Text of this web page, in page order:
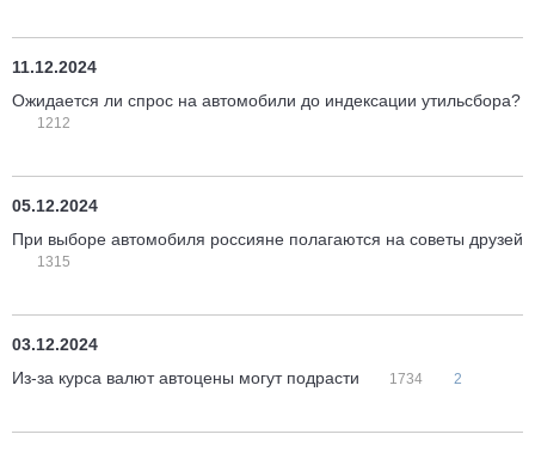
11.12.2024
Ожидается ли спрос на автомобили до индексации утильсбора?
1212
05.12.2024
При выборе автомобиля россияне полагаются на советы друзей
1315
03.12.2024
Из-за курса валют автоцены могут подрасти
1734 2